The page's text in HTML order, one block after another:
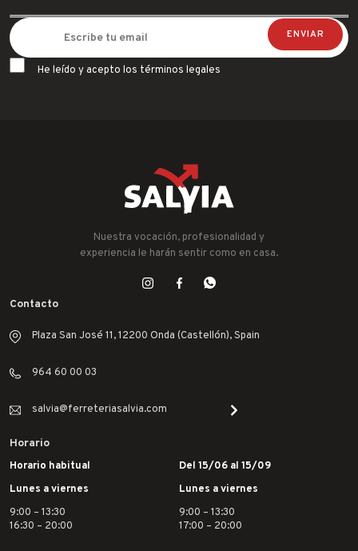
He leído y acepto los términos legales
Nuestra vocación, profesionalidad y
experiencia le harán sentir como en casa.
Contacto
Plaza San José 11, 12200 Onda (Castellón), Spain
964 60 00 03
salvia@ferreteriasalvia.com
Horario
Horario habitual
Lunes a viernes
9:00 – 13:30
16:30 – 20:00
Del 15/06 al 15/09
Lunes a viernes
9:00 – 13:30
17:00 – 20:00